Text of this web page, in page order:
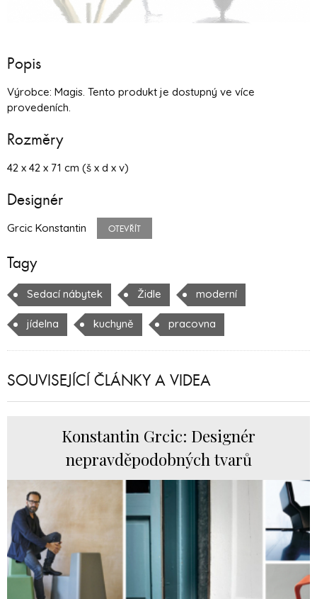
Popis
Výrobce: Magis. Tento produkt je dostupný ve více
provedeních.
Rozměry
42 x 42 x 71 cm (š x d x v)
Designér
Grcic Konstantin OTEVŘÍT
Tagy
Sedací nábytek Židle moderní
jídelna kuchyně pracovna
SOUVISEJÍCÍ ČLÁNKY A VIDEA
Konstantin Grcic: Designér
nepravděpodobných tvarů